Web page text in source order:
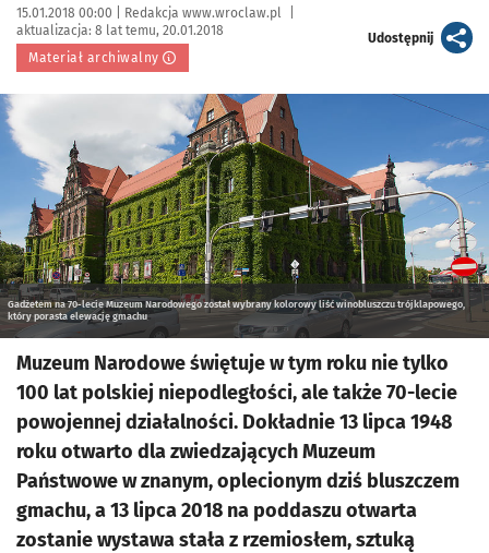
Data publikacji:
15.01.2018 00:00 | Autor:
Redakcja www.wroclaw.pl
aktualizacja: 8 lat temu, 20.01.2018
Materiał archiwalny
Udostępnijartykuł
Kliknij, aby powiększyć
Gadżetem na 70-lecie Muzeum Narodowego został wybrany kolorowy liść winobluszczu trójklapowego,
który porasta elewację gmachu
Muzeum Narodowe świętuje w tym roku nie tylko
100 lat polskiej niepodległości, ale także 70-lecie
powojennej działalności. Dokładnie 13 lipca 1948
roku otwarto dla zwiedzających Muzeum
Państwowe w znanym, oplecionym dziś bluszczem
gmachu, a 13 lipca 2018 na poddaszu otwarta
zostanie wystawa stała z rzemiosłem, sztuką